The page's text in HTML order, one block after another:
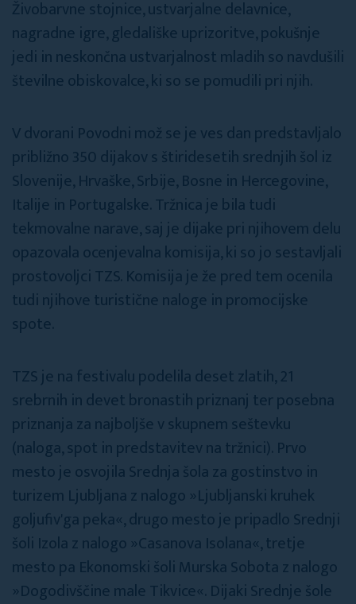
Živobarvne stojnice, ustvarjalne delavnice,
nagradne igre, gledališke uprizoritve, pokušnje
jedi in neskončna ustvarjalnost mladih so navdušili
številne obiskovalce, ki so se pomudili pri njih.
V dvorani Povodni mož se je ves dan predstavljalo
približno 350 dijakov s štiridesetih srednjih šol iz
Slovenije, Hrvaške, Srbije, Bosne in Hercegovine,
Italije in Portugalske. Tržnica je bila tudi
tekmovalne narave, saj je dijake pri njihovem delu
opazovala ocenjevalna komisija, ki so jo sestavljali
prostovoljci TZS. Komisija je že pred tem ocenila
tudi njihove turistične naloge in promocijske
spote.
TZS je na festivalu podelila deset zlatih, 21
srebrnih in devet bronastih priznanj ter posebna
priznanja za najboljše v skupnem seštevku
(naloga, spot in predstavitev na tržnici). Prvo
mesto je osvojila Srednja šola za gostinstvo in
turizem Ljubljana z nalogo »Ljubljanski kruhek
goljufiv'ga peka«, drugo mesto je pripadlo Srednji
šoli Izola z nalogo »Casanova Isolana«, tretje
mesto pa Ekonomski šoli Murska Sobota z nalogo
»Dogodivščine male Tikvice«. Dijaki Srednje šole